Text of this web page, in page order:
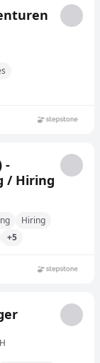
-
/ Hiring
Hiring
+5